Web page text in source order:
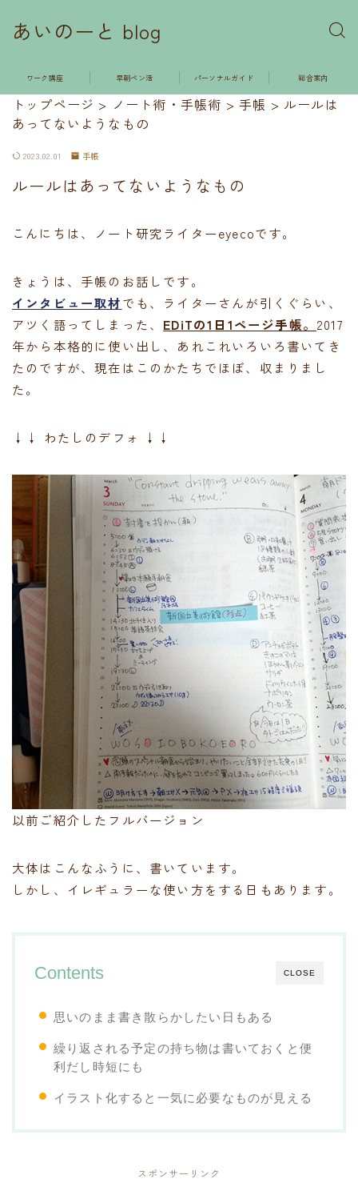
あいのーと blog
ワーク講座 早朝ペン活 パーソナルガイド 総合案内
トップページ > ノート術・手帳術 >手帳 > ルールは
あってないようなもの
2023.02.01 手帳
ルールはあってないようなもの
こんにちは、ノート研究ライターeyecoです。
きょうは、手帳のお話しです。
インタビュー取材でも、ライターさんが引くぐらい、
アツく語ってしまった、 EDiTの1日1ページ手帳。 2017
年から本格的に使い出し、あれこれいろいろ書いてき
たのですが、現在はこのかたちでほぼ、収まりまし
た。
↓↓ わたしのデフォ ↓↓
以前ご紹介したフルバージョン
大体はこんなふうに、書いています。
しかし、イレギュラーな使い方をする日もあります。
CLOSE
Contents
思いのまま書き散らかしたい日もある
繰り返される予定の持ち物は書いておくと便
利だし時短にも
イラスト化すると一気に必要なものが見える
スポンサーリンク